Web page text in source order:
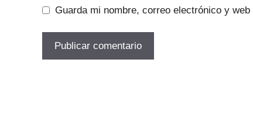
Guarda mi nombre, correo electrónico y